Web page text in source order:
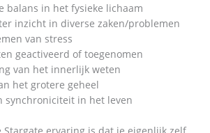
balans in het fysieke lichaam
inzicht in diverse zaken/problemen
van stress
geactiveerd of toegenomen
van het innerlijk weten
het grotere geheel
synchroniciteit in het leven
Stargate ervaring is dat je eigenlijk zelf